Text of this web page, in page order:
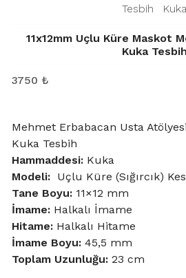
Tesbih Kuka
11x12mm Uçlu Küre Maskot
Kuka Tesbih
3750 ₺
Mehmet Erbabacan Usta
Kuka Tesbih
Hammaddesi: Kuka
Modeli: Uçlu Küre (Sığırcık)
Tane Boyu: 11×12 mm
İmame: Halkalı İmame
Hitame: Halkalı Hitame
İmame Boyu: 45,5 mm
Toplam Uzunluğu: 23 cm